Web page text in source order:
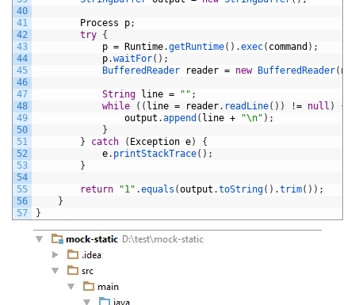
40
41
42
43
44
45
46
47
48
49
50
51
52
53
54
55
56
57
Process p;
try {
p = Runtime.getRuntime( ) .exec( command ) ;
p.waitFor( ) ;
BufferedReader
reader = new BufferedReader(
String line = "" ;
while
( ( line = reader. readLine( ) ) != null )
{
output .append ( line + "\n" ) ;
}
}
catch ( Exception e)
{
e. printStackTrace( ) ;
}
return "1" .equals (output .toString( ) .trim( ) ) ;
}
}